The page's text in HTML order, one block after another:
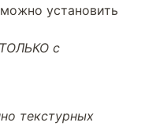
установить
ТОЛЬКО с
текстурных